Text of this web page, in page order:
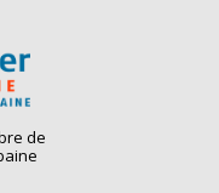
de